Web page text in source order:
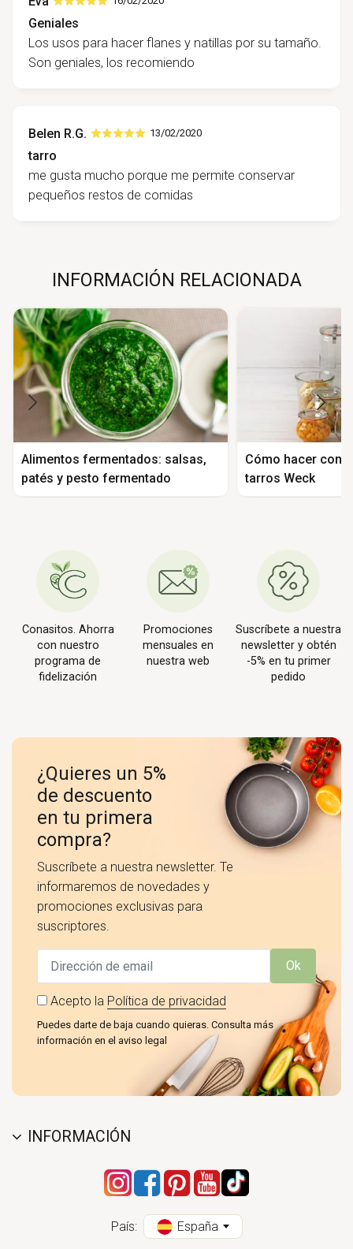
Geniales
Los usos para hacer flanes y natillas por su tamaño.
Son geniales, los recomiendo
Belen R.G. 13/02/2020
tarro
me gusta mucho porque me permite conservar
pequeños restos de comidas
INFORMACIÓN RELACIONADA
Alimentos fermentados: salsas,
patés y pesto fermentado
Cómo hacer
tarros Weck
Conasitos. Ahorra
con nuestro
programa de
fidelización
Promociones
mensuales en
nuestra web
Suscríbete a nuestra
newsletter y obtén
-5% en tu primer
pedido
¿Quieres un 5%
de descuento
en tu primera
compra?
Suscríbete a nuestra newsletter. Te
informaremos de novedades y
promociones exclusivas para
suscriptores.
Ok
Acepto la Política de privacidad
Puedes darte de baja cuando quieras. Consulta más
información en el aviso legal
INFORMACIÓN
País: España